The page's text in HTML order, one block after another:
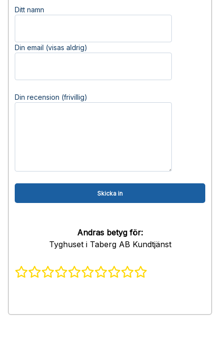
Ditt namn
Din email (visas aldrig)
Din recension (frivillig)
Andras betyg för:
Tyghuset i Taberg AB Kundtjänst